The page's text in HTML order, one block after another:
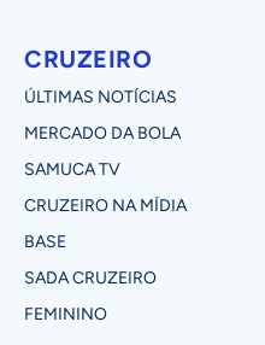
CRUZEIRO
ÚLTIMAS NOTÍCIAS
MERCADO DA BOLA
SAMUCA TV
CRUZEIRO NA MÍDIA
BASE
SADA CRUZEIRO
FEMININO